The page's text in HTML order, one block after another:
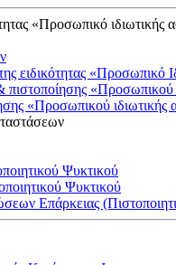
«Προσωπικό ιδιωτικής
ειδικότητας «Προσωπικό
πιστοποίησης «Προσωπικού
«Προσωπικού
Ψυκτικού
Ψυκτικού
Επάρκειας